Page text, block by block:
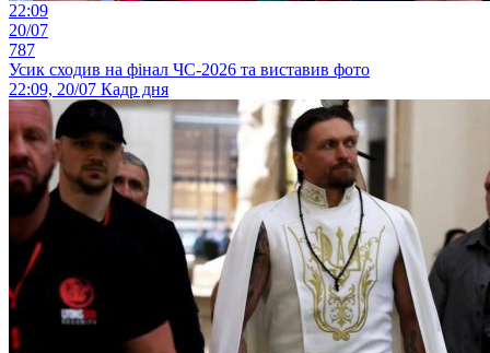
22:09
20/07
787
Усик сходив на фінал ЧС-2026 та виставив фото
22:09, 20/07 Кадр дня